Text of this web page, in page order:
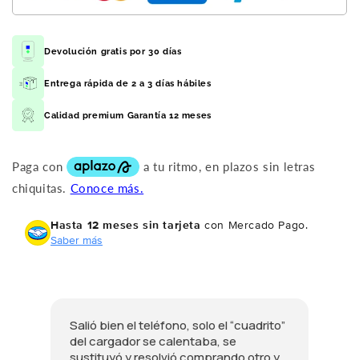
Devolución gratis por 30 días
Entrega rápida de 2 a 3 días hábiles
Calidad premium Garantía 12 meses
Hasta 12 meses sin tarjeta con Mercado Pago.
Saber más
Salió bien el teléfono, solo el “cuadrito”
del cargador se calentaba, se